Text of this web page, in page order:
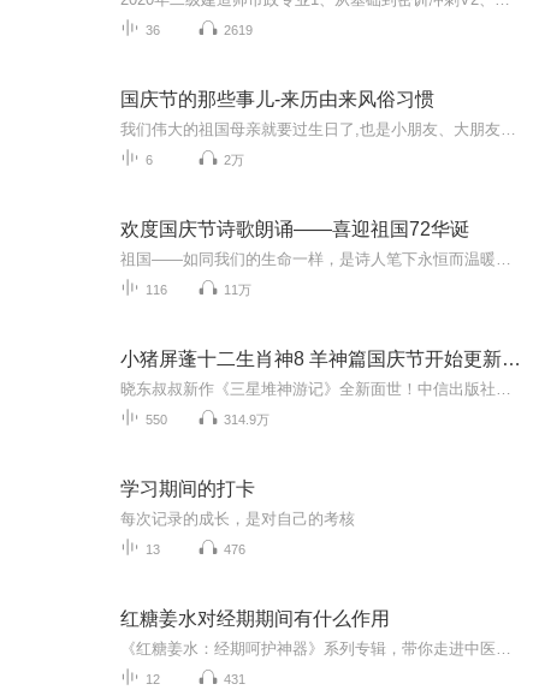
36 2619
国庆节的那些事儿-来历由来风俗习惯
6 2万
欢度国庆节诗歌朗诵——喜迎祖国72华诞
116 11万
小猪屏蓬十二生肖神8 羊神篇国庆节开始更新啦！
550 314.9万
学习期间的打卡
每次记录的成长，是对自己的考核
13 476
红糖姜水对经期期间有什么作用
12 431